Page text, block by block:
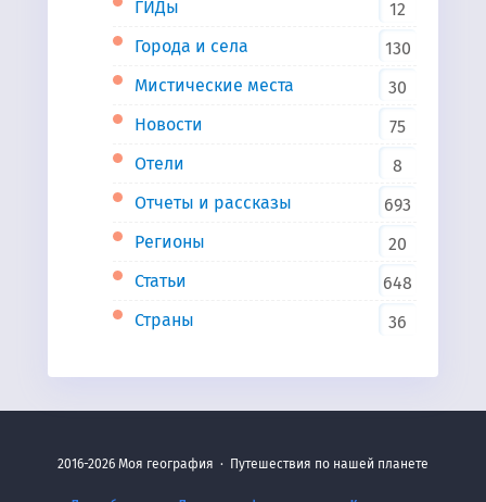
ГИДы
12
Города и села
130
Мистические места
30
Новости
75
Отели
8
Отчеты и рассказы
693
Регионы
20
Статьи
648
Страны
36
2016-2026 Моя география · Путешествия по нашей планете